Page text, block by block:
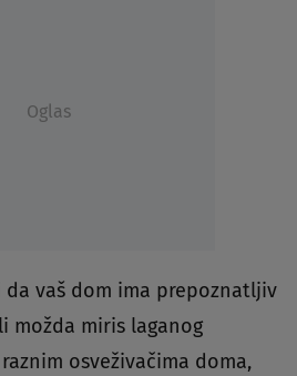
Oglas
da vaš dom ima prepoznatljiv
možda miris laganog
osveživačima doma,